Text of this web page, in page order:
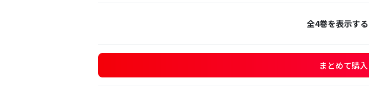
全4巻を表示する
まとめて購入